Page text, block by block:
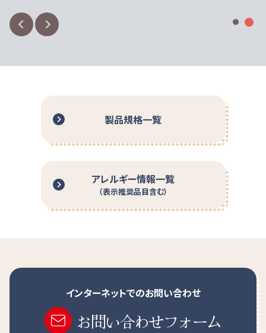
手首への負担が小さいハンディパック
たっぷり大容量タイプ
ほどよい塩味とさわやかなライチ風味
クエン酸配合
容器を強く押すと、内容物が飛び出る場合があります。
開封後に全量使用しない場合には、栓をして直ちに冷蔵
庫に保管し、その日のうちに使用してください。
管しますと、風味の劣化および性状変化が認められる場
合があります。
製品規格一覧
アレルギー情報一覧
（表示推奨品目含む）
インターネットでのお問い合わせ
お問い合わせフォーム